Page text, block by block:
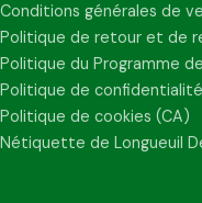
Conditions générales de
Politique de retour et de
Politique du Programme
Politique de confidentialité
Politique de cookies (CA)
Nétiquette de Longueuil